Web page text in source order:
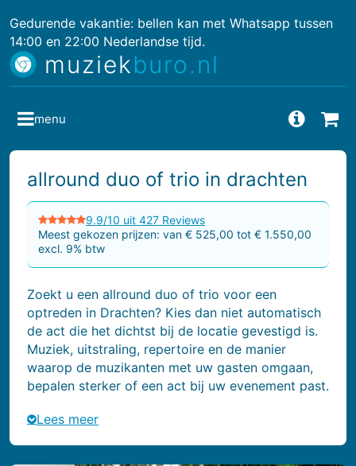
Gedurende vakantie: bellen kan met Whatsapp tussen
14:00 en 22:00 Nederlandse tijd.
muziekburo.nl
allround duo of trio in drachten
9.9/10 uit 427 Reviews
Meest gekozen prijzen: van € 525,00 tot € 1.550,00
excl. 9% btw
Zoekt u een allround duo of trio voor een
optreden in Drachten? Kies dan niet automatisch
de act die het dichtst bij de locatie gevestigd is.
Muziek, uitstraling, repertoire en de manier
waarop de muzikanten met uw gasten omgaan,
bepalen sterker of een act bij uw evenement past.
Lees meer
menu